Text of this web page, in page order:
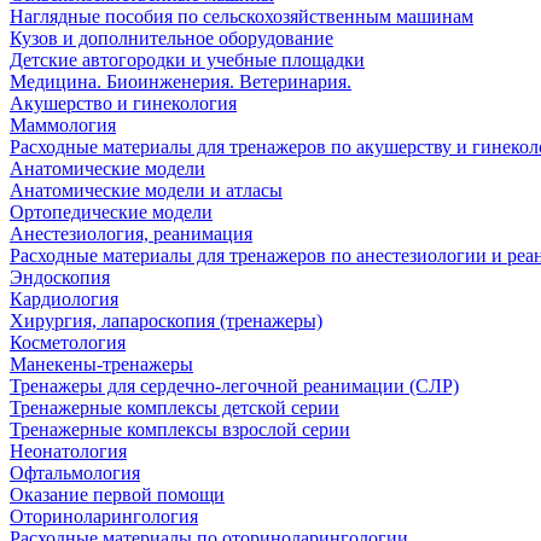
Наглядные пособия по сельскохозяйственным машинам
Кузов и дополнительное оборудование
Детские автогородки и учебные площадки
Медицина. Биоинженерия. Ветеринария.
Акушерство и гинекология
Маммология
Расходные материалы для тренажеров по акушерству и
Анатомические модели
Анатомические модели и атласы
Ортопедические модели
Анестезиология, реанимация
Расходные материалы для тренажеров по анестезиологии и
Эндоскопия
Кардиология
Хирургия, лапароскопия (тренажеры)
Косметология
Манекены-тренажеры
Тренажеры для сердечно-легочной реанимации (СЛР)
Тренажерные комплексы детской серии
Тренажерные комплексы взрослой серии
Неонатология
Офтальмология
Оказание первой помощи
Оториноларингология